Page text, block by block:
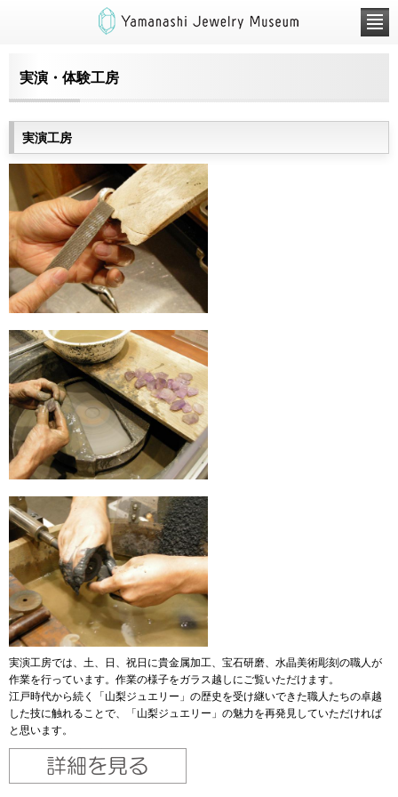
実演・体験工房
実演工房
実演工房では、土、日、祝日に貴金属加工、宝石研磨、水晶美術彫刻の職人が
作業を行っています。作業の様子をガラス越しにご覧いただけます。
江戸時代から続く「山梨ジュエリー」の歴史を受け継いできた職人たちの卓越
した技に触れることで、「山梨ジュエリー」の魅力を再発見していただければ
と思います。